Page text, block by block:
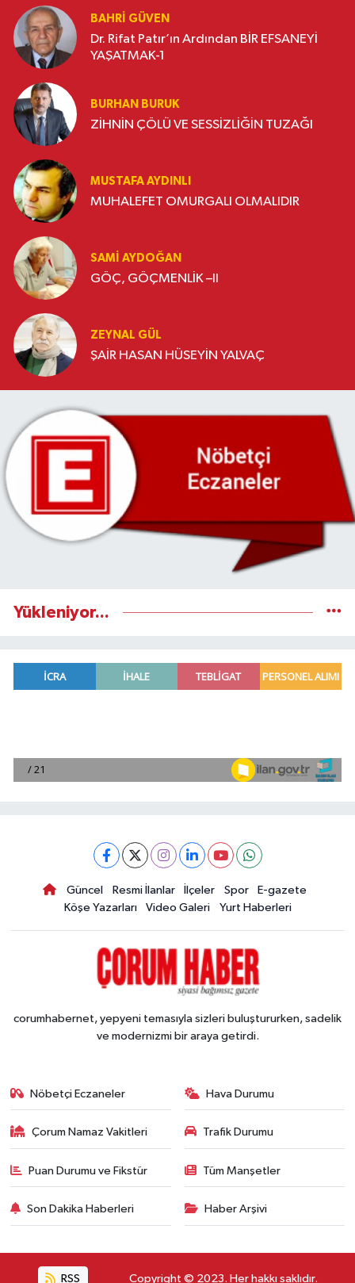
BAHRI GÜVEN
Dr. Rifat Patır’ın Ardından BİR EFSANEYİ
YAŞATMAK-1
BURHAN BURUK
ZİHNİN ÇÖLÜ VE SESSİZLİĞİN TUZAĞI
MUSTAFA AYDINLI
MUHALEFET OMURGALI OLMALIDIR
SAMI AYDOĞAN
GÖÇ, GÖÇMENLİK –II
ZEYNAL GÜL
ŞAİR HASAN HÜSEYİN YALVAÇ
Yükleniyor...
Güncel Resmi İlanlar İlçeler Spor
E-gazete
Köşe Yazarları
Video Galeri Yurt Haberleri
corumhabernet, yepyeni temasıyla sizleri buluştururken, sadelik
ve modernizmi bir araya getirdi.
Nöbetçi Eczaneler Hava Durumu
Çorum Namaz Vakitleri Trafik Durumu
Puan Durumu ve Fikstür Tüm Manşetler
Son Dakika Haberleri Haber Arşivi
RSS Copyright © 2023. Her hakkı saklıdır.